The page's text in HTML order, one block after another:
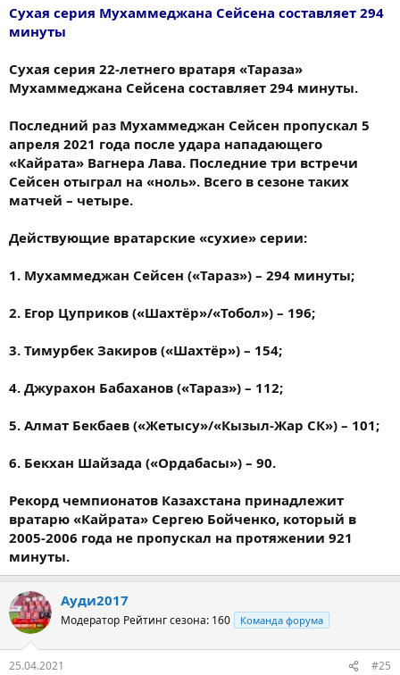
Сухая серия Мухаммеджана Сейсена составляет 294
минуты
Сухая серия 22-летнего вратаря «Тараза»
Мухаммеджана Сейсена составляет 294 минуты.
Последний раз Мухаммеджан Сейсен пропускал 5
апреля 2021 года после удара нападающего
«Кайрата» Вагнера Лава. Последние три встречи
Сейсен отыграл на «ноль». Всего в сезоне таких
матчей – четыре.
Действующие вратарские «сухие» серии:
1. Мухаммеджан Сейсен («Тараз») – 294 минуты;
2. Егор Цуприков («Шахтёр»/«Тобол») – 196;
3. Тимурбек Закиров («Шахтёр») – 154;
4. Джурахон Бабаханов («Тараз») – 112;
5. Алмат Бекбаев («Жетысу»/«Кызыл-Жар СК») – 101;
6. Бекхан Шайзада («Ордабасы») – 90.
Рекорд чемпионатов Казахстана принадлежит
вратарю «Кайрата» Сергею Бойченко, который в
2005-2006 года не пропускал на протяжении 921
минуты.
Ауди2017
Модератор Рейтинг сезона: 160 Команда форума
25.04.2021 #25